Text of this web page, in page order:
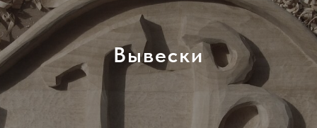
Вывески